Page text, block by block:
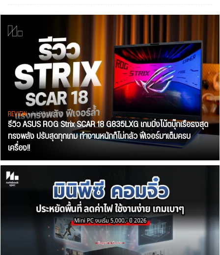
REVIEW• Jul 28, 2026
รีวิว ASUS ROG Strix SCAR 18 G835LXG เกมมิ่งโน้ตบุ๊กเรือธงสุด
ทรงพลัง ปรับสุดทุกเกม ทำงานหนักก็ไม่กลัว ฟีเจอร์มาเต็มครบ
เครื่อง!!